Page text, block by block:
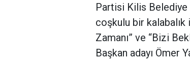
Partisi Kilis Belediye
coşkulu bir kalabalık
Zamanı” ve “Bizi
Başkan adayı Ömer